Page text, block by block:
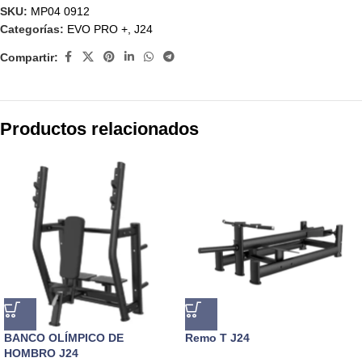
SKU: MP04 0912
Categorías: EVO PRO + J24
Compartir:
Productos relacionados
BANCO OLÍMPICO DE
HOMBRO J24
Remo T J24